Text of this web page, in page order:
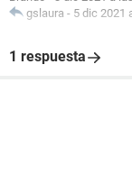
gslaura - 5 dic 2021
1 respuesta